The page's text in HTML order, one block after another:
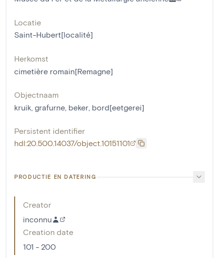
Locatie
Saint-Hubert[localité]
Herkomst
cimetière romain[Remagne]
Objectnaam
kruik, grafurne, beker, bord[eetgerei]
Persistent identifier
hdl:20.500.14037/object.10151101
PRODUCTIE EN DATERING
Creator
inconnu
Creation date
101 - 200